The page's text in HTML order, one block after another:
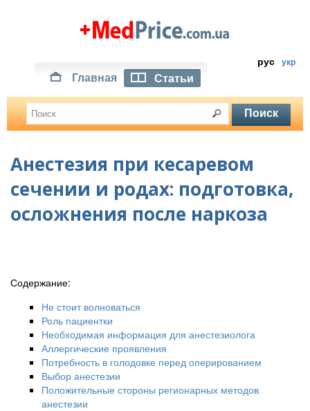
рус укр
Главная Статьи
Анестезия при кесаревом
сечении и родах: подготовка,
осложнения после наркоза
Содержание:
Не стоит волноваться
Роль пациентки
Необходимая информация для анестезиолога
Аллергические проявления
Потребность в голодовке перед оперированием
Выбор анестезии
Положительные стороны регионарных методов
анестезии